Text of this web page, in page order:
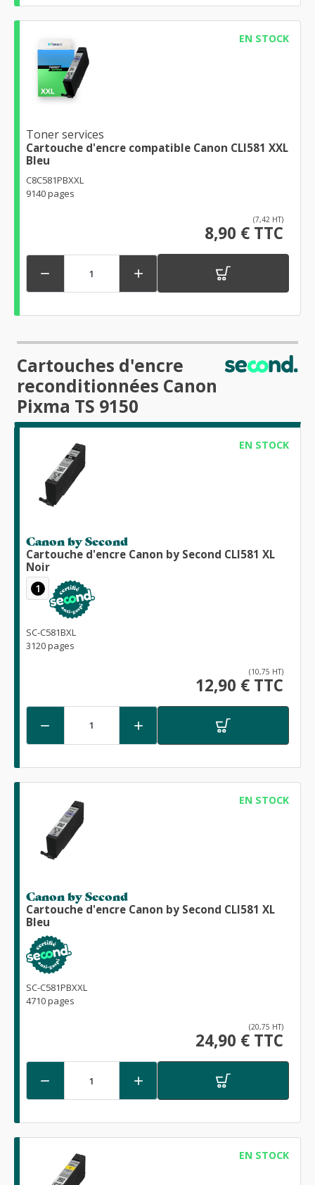
EN STOCK
Toner services
Cartouche d'encre compatible Canon CLI581 XXL
Bleu
C8C581PBXXL
9140 pages
(7,42 HT)
8,90 € TTC
 
Cartouches d'encre
reconditionnées Canon
Pixma TS 9150
EN STOCK
Canon by Second
Cartouche d'encre Canon by Second CLI581 XL
Noir
1
SC-C581BXL
3120 pages
(10,75 HT)
12,90 € TTC
 
EN STOCK
Canon by Second
Cartouche d'encre Canon by Second CLI581 XL
Bleu
SC-C581PBXXL
4710 pages
(20,75 HT)
24,90 € TTC
 
EN STOCK